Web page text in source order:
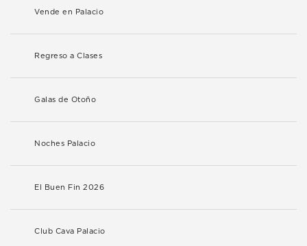
Vende en Palacio
Regreso a Clases
Galas de Otoño
Noches Palacio
El Buen Fin 2026
Club Cava Palacio